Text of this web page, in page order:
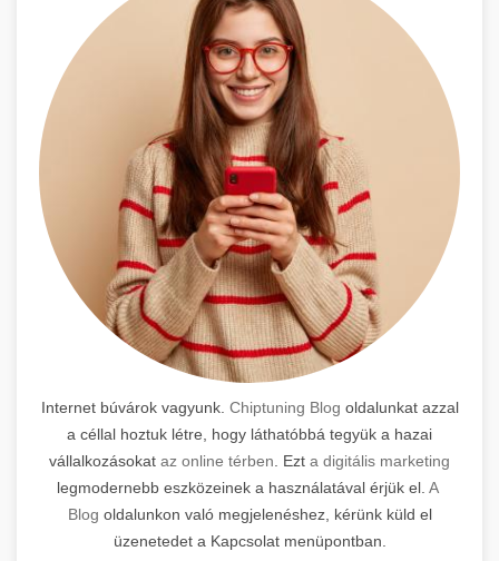
Internet búvárok vagyunk. Chiptuning Blog oldalunkat azzal
a céllal hoztuk létre, hogy láthatóbbá tegyük a hazai
vállalkozásokat az online térben . Ezt a digitális marketing
legmodernebb eszközeinek a használatával érjük el. A
Blog oldalunkon való megjelenéshez, kérünk küld el
üzenetedet a Kapcsolat menüpontban.